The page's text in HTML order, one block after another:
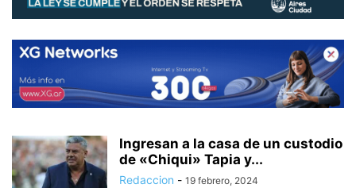
Ingresan a la casa de un custodio
de «Chiqui» Tapia y...
Redaccion - 19 febrero, 2024